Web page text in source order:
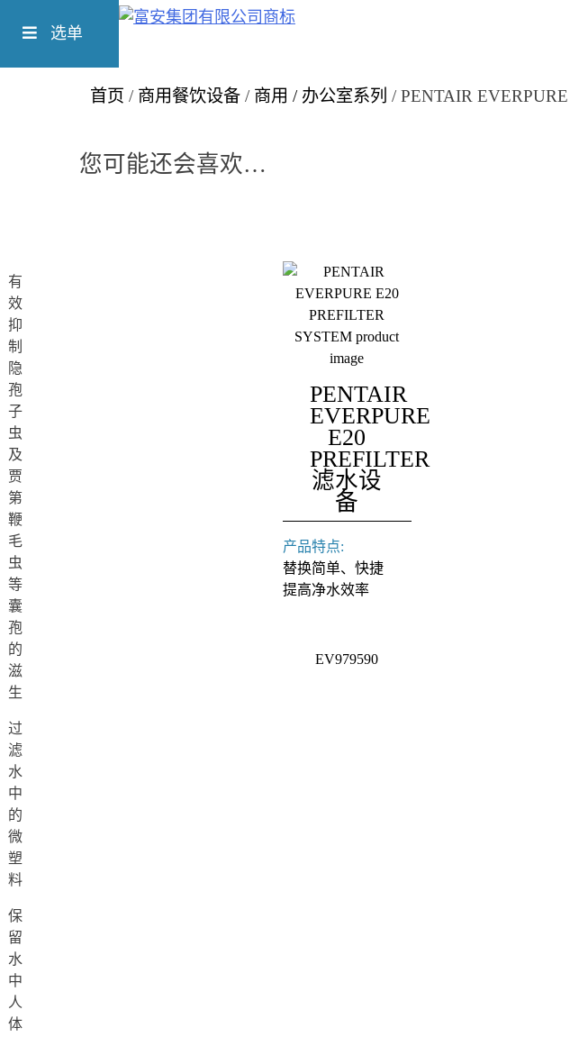
选单
首页 / 商用餐饮设备 / 商用 / 办公室系列 / PENTAIR
有
效
抑
制
隐
孢
子
虫
及
贾
第
鞭
毛
虫
等
囊
孢
的
滋
生
过
滤
水
中
的
微
塑
料
保
留
水
中
人
体
您可能还会喜欢…
PENTAIR
EVERPURE
E20
PREFILTER
滤水设
备
产品特点:
替换简单、快捷
提高净水效率
EV979590